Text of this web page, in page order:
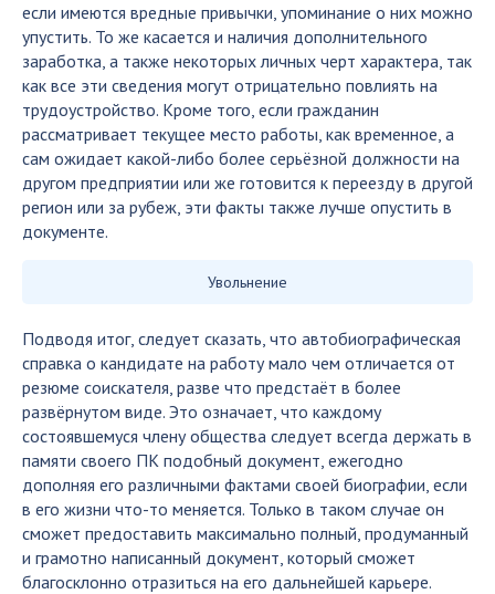
если имеются вредные привычки, упоминание о них можно
упустить. То же касается и наличия дополнительного
заработка, а также некоторых личных черт характера, так
как все эти сведения могут отрицательно повлиять на
трудоустройство. Кроме того, если гражданин
рассматривает текущее место работы, как временное, а
сам ожидает какой-либо более серьёзной должности на
другом предприятии или же готовится к переезду в другой
регион или за рубеж, эти факты также лучше опустить в
документе.
Увольнение
Подводя итог, следует сказать, что автобиографическая
справка о кандидате на работу мало чем отличается от
резюме соискателя, разве что предстаёт в более
развёрнутом виде. Это означает, что каждому
состоявшемуся члену общества следует всегда держать в
памяти своего ПК подобный документ, ежегодно
дополняя его различными фактами своей биографии, если
в его жизни что-то меняется. Только в таком случае он
сможет предоставить максимально полный, продуманный
и грамотно написанный документ, который сможет
благосклонно отразиться на его дальнейшей карьере.